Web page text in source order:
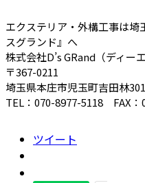
エクステリア・外構工事は埼
スグランド』へ
株式会社D’s GRand（ディー
〒367-0211
埼玉県本庄市児玉町吉田林301
TEL：070-8977-5118 FAX：
ツイート